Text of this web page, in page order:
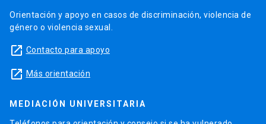
Orientación y apoyo en casos de discriminación, violencia de
género o violencia sexual.
launch Contacto para apoyo
launch Más orientación
MEDIACIÓN UNIVERSITARIA